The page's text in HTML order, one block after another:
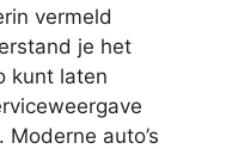
vermeld
je het
kunt laten
auto’s